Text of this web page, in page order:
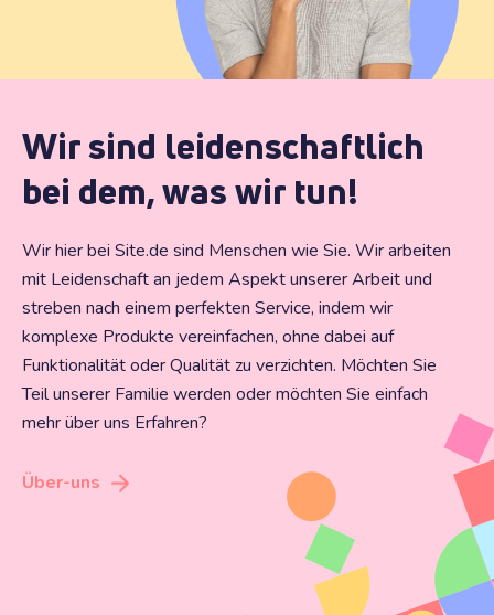
Wir sind leidenschaftlich
bei dem, was wir tun!
Wir hier bei Site.de sind Menschen wie Sie. Wir arbeiten
mit Leidenschaft an jedem Aspekt unserer Arbeit und
streben nach einem perfekten Service, indem wir
komplexe Produkte vereinfachen, ohne dabei auf
Funktionalität oder Qualität zu verzichten. Möchten Sie
Teil unserer Familie werden oder möchten Sie einfach
mehr über uns Erfahren?
Über-uns